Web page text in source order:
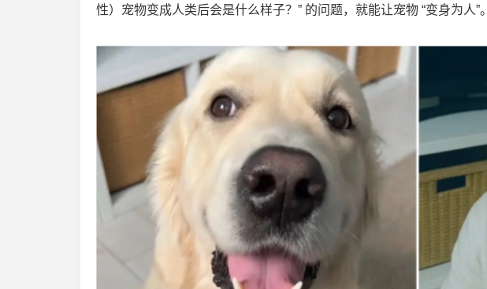
性）宠物变成人类后会是什么样子？” 的问题，就能让宠物 “变身为人”。